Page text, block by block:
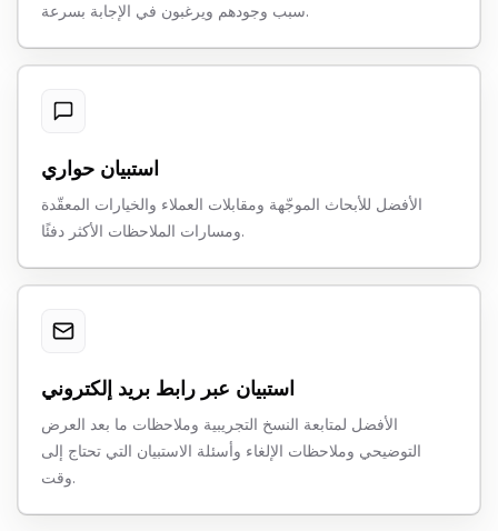
سبب وجودهم ويرغبون في الإجابة بسرعة.
استبيان حواري
الأفضل للأبحاث الموجّهة ومقابلات العملاء والخيارات المعقّدة
ومسارات الملاحظات الأكثر دفئًا.
استبيان عبر رابط بريد إلكتروني
الأفضل لمتابعة النسخ التجريبية وملاحظات ما بعد العرض
التوضيحي وملاحظات الإلغاء وأسئلة الاستبيان التي تحتاج إلى
وقت.